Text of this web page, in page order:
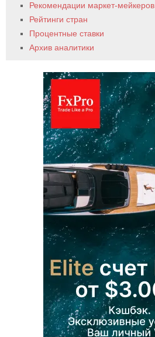
Рекомендации маркет-мейкеров
Рейтинги стран
Процентные ставки
Архив аналитики